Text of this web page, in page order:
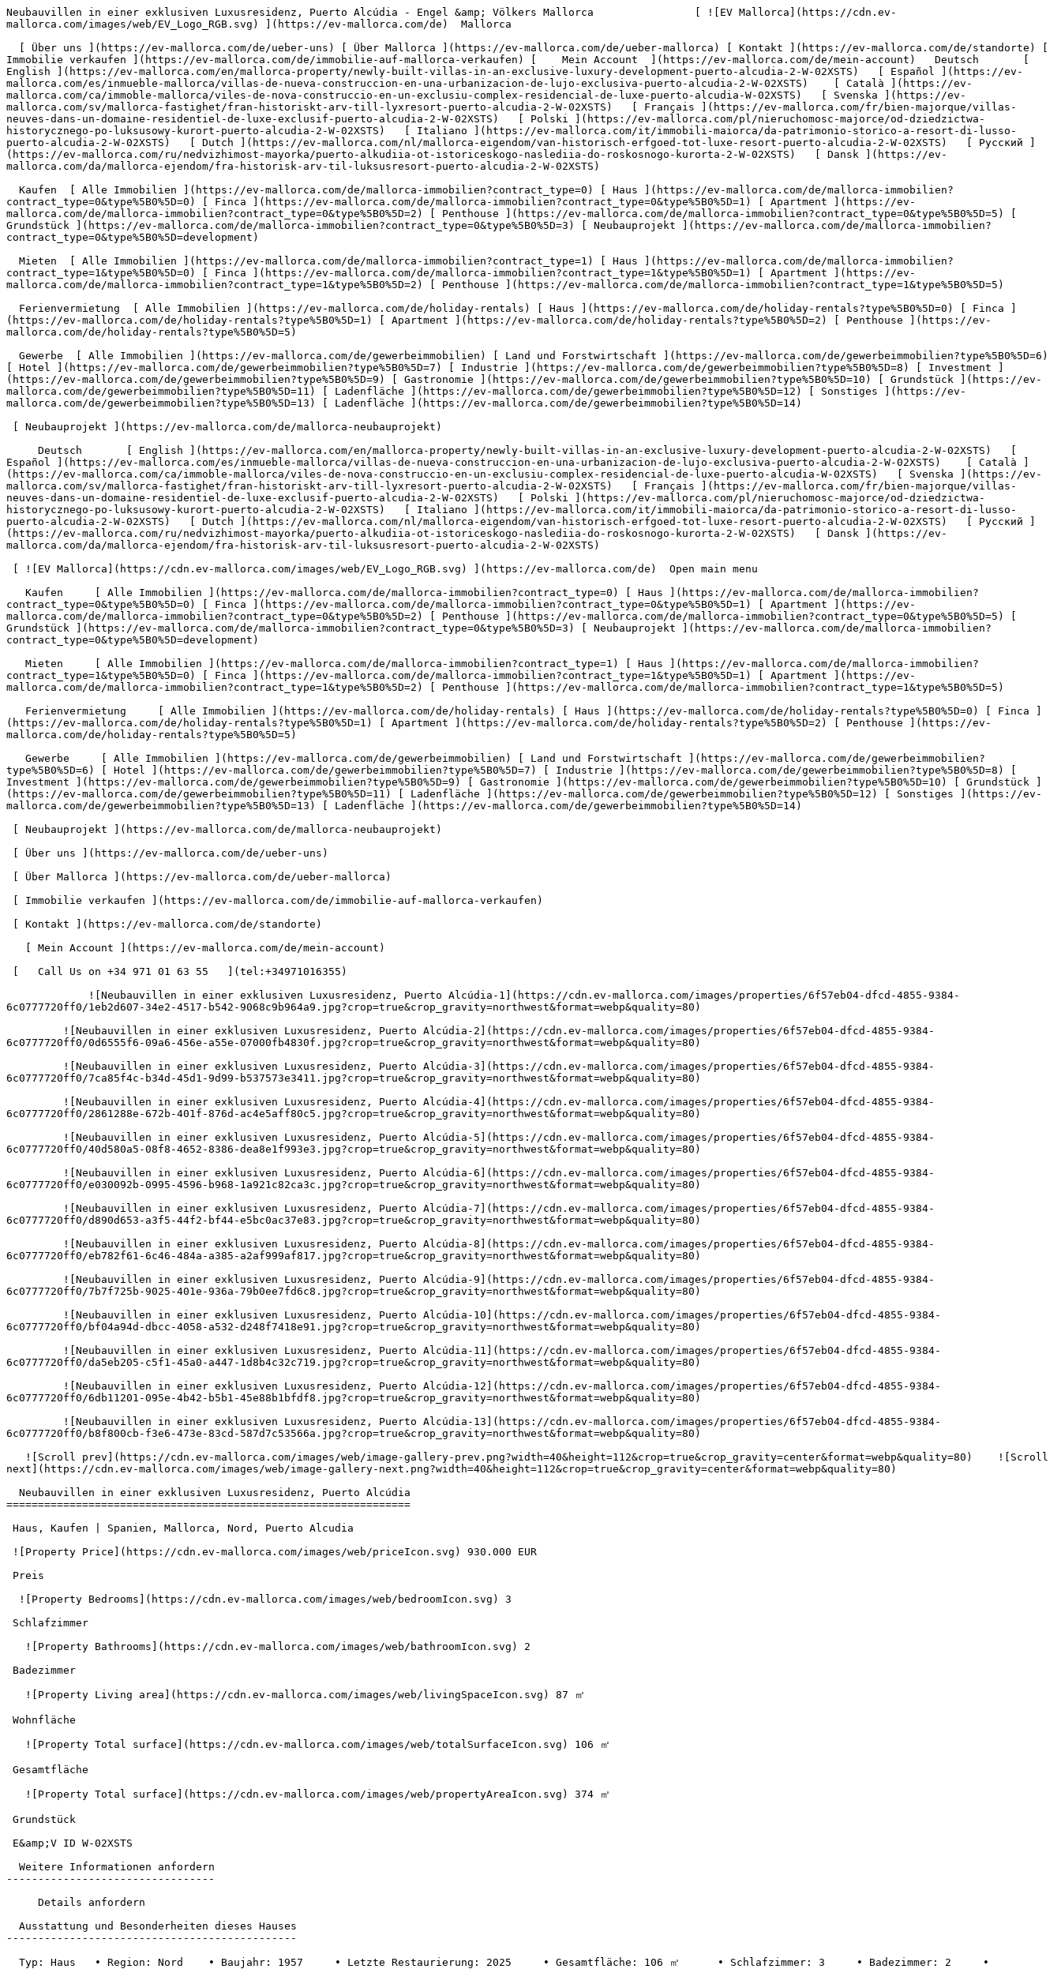
Neubauvillen in einer exklusiven Luxusresidenz, Puerto Alcúdia - Engel &amp; Völkers Mallorca                [ ![EV Mallorca](https://cdn.ev-mallorca.com/images/web/EV_Logo_RGB.svg) ](https://ev-mallorca.com/de)  Mallorca  

  [ Über uns ](https://ev-mallorca.com/de/ueber-uns) [ Über Mallorca ](https://ev-mallorca.com/de/ueber-mallorca) [ Kontakt ](https://ev-mallorca.com/de/standorte) [ Immobilie verkaufen ](https://ev-mallorca.com/de/immobilie-auf-mallorca-verkaufen) [    Mein Account  ](https://ev-mallorca.com/de/mein-account)   Deutsch       [ English ](https://ev-mallorca.com/en/mallorca-property/newly-built-villas-in-an-exclusive-luxury-development-puerto-alcudia-2-W-02XSTS)   [ Español ](https://ev-mallorca.com/es/inmueble-mallorca/villas-de-nueva-construccion-en-una-urbanizacion-de-lujo-exclusiva-puerto-alcudia-2-W-02XSTS)    [ Català ](https://ev-mallorca.com/ca/immoble-mallorca/viles-de-nova-construccio-en-un-exclusiu-complex-residencial-de-luxe-puerto-alcudia-W-02XSTS)   [ Svenska ](https://ev-mallorca.com/sv/mallorca-fastighet/fran-historiskt-arv-till-lyxresort-puerto-alcudia-2-W-02XSTS)   [ Français ](https://ev-mallorca.com/fr/bien-majorque/villas-neuves-dans-un-domaine-residentiel-de-luxe-exclusif-puerto-alcudia-2-W-02XSTS)   [ Polski ](https://ev-mallorca.com/pl/nieruchomosc-majorce/od-dziedzictwa-historycznego-po-luksusowy-kurort-puerto-alcudia-2-W-02XSTS)   [ Italiano ](https://ev-mallorca.com/it/immobili-maiorca/da-patrimonio-storico-a-resort-di-lusso-puerto-alcudia-2-W-02XSTS)   [ Dutch ](https://ev-mallorca.com/nl/mallorca-eigendom/van-historisch-erfgoed-tot-luxe-resort-puerto-alcudia-2-W-02XSTS)   [ Русский ](https://ev-mallorca.com/ru/nedvizhimost-mayorka/puerto-alkudiia-ot-istoriceskogo-naslediia-do-roskosnogo-kurorta-2-W-02XSTS)   [ Dansk ](https://ev-mallorca.com/da/mallorca-ejendom/fra-historisk-arv-til-luksusresort-puerto-alcudia-2-W-02XSTS)   

  Kaufen  [ Alle Immobilien ](https://ev-mallorca.com/de/mallorca-immobilien?contract_type=0) [ Haus ](https://ev-mallorca.com/de/mallorca-immobilien?contract_type=0&type%5B0%5D=0) [ Finca ](https://ev-mallorca.com/de/mallorca-immobilien?contract_type=0&type%5B0%5D=1) [ Apartment ](https://ev-mallorca.com/de/mallorca-immobilien?contract_type=0&type%5B0%5D=2) [ Penthouse ](https://ev-mallorca.com/de/mallorca-immobilien?contract_type=0&type%5B0%5D=5) [ Grundstück ](https://ev-mallorca.com/de/mallorca-immobilien?contract_type=0&type%5B0%5D=3) [ Neubauprojekt ](https://ev-mallorca.com/de/mallorca-immobilien?contract_type=0&type%5B0%5D=development) 

  Mieten  [ Alle Immobilien ](https://ev-mallorca.com/de/mallorca-immobilien?contract_type=1) [ Haus ](https://ev-mallorca.com/de/mallorca-immobilien?contract_type=1&type%5B0%5D=0) [ Finca ](https://ev-mallorca.com/de/mallorca-immobilien?contract_type=1&type%5B0%5D=1) [ Apartment ](https://ev-mallorca.com/de/mallorca-immobilien?contract_type=1&type%5B0%5D=2) [ Penthouse ](https://ev-mallorca.com/de/mallorca-immobilien?contract_type=1&type%5B0%5D=5) 

  Ferienvermietung  [ Alle Immobilien ](https://ev-mallorca.com/de/holiday-rentals) [ Haus ](https://ev-mallorca.com/de/holiday-rentals?type%5B0%5D=0) [ Finca ](https://ev-mallorca.com/de/holiday-rentals?type%5B0%5D=1) [ Apartment ](https://ev-mallorca.com/de/holiday-rentals?type%5B0%5D=2) [ Penthouse ](https://ev-mallorca.com/de/holiday-rentals?type%5B0%5D=5) 

  Gewerbe  [ Alle Immobilien ](https://ev-mallorca.com/de/gewerbeimmobilien) [ Land und Forstwirtschaft ](https://ev-mallorca.com/de/gewerbeimmobilien?type%5B0%5D=6) [ Hotel ](https://ev-mallorca.com/de/gewerbeimmobilien?type%5B0%5D=7) [ Industrie ](https://ev-mallorca.com/de/gewerbeimmobilien?type%5B0%5D=8) [ Investment ](https://ev-mallorca.com/de/gewerbeimmobilien?type%5B0%5D=9) [ Gastronomie ](https://ev-mallorca.com/de/gewerbeimmobilien?type%5B0%5D=10) [ Grundstück ](https://ev-mallorca.com/de/gewerbeimmobilien?type%5B0%5D=11) [ Ladenfläche ](https://ev-mallorca.com/de/gewerbeimmobilien?type%5B0%5D=12) [ Sonstiges ](https://ev-mallorca.com/de/gewerbeimmobilien?type%5B0%5D=13) [ Ladenfläche ](https://ev-mallorca.com/de/gewerbeimmobilien?type%5B0%5D=14) 

 [ Neubauprojekt ](https://ev-mallorca.com/de/mallorca-neubauprojekt) 

     Deutsch       [ English ](https://ev-mallorca.com/en/mallorca-property/newly-built-villas-in-an-exclusive-luxury-development-puerto-alcudia-2-W-02XSTS)   [ Español ](https://ev-mallorca.com/es/inmueble-mallorca/villas-de-nueva-construccion-en-una-urbanizacion-de-lujo-exclusiva-puerto-alcudia-2-W-02XSTS)    [ Català ](https://ev-mallorca.com/ca/immoble-mallorca/viles-de-nova-construccio-en-un-exclusiu-complex-residencial-de-luxe-puerto-alcudia-W-02XSTS)   [ Svenska ](https://ev-mallorca.com/sv/mallorca-fastighet/fran-historiskt-arv-till-lyxresort-puerto-alcudia-2-W-02XSTS)   [ Français ](https://ev-mallorca.com/fr/bien-majorque/villas-neuves-dans-un-domaine-residentiel-de-luxe-exclusif-puerto-alcudia-2-W-02XSTS)   [ Polski ](https://ev-mallorca.com/pl/nieruchomosc-majorce/od-dziedzictwa-historycznego-po-luksusowy-kurort-puerto-alcudia-2-W-02XSTS)   [ Italiano ](https://ev-mallorca.com/it/immobili-maiorca/da-patrimonio-storico-a-resort-di-lusso-puerto-alcudia-2-W-02XSTS)   [ Dutch ](https://ev-mallorca.com/nl/mallorca-eigendom/van-historisch-erfgoed-tot-luxe-resort-puerto-alcudia-2-W-02XSTS)   [ Русский ](https://ev-mallorca.com/ru/nedvizhimost-mayorka/puerto-alkudiia-ot-istoriceskogo-naslediia-do-roskosnogo-kurorta-2-W-02XSTS)   [ Dansk ](https://ev-mallorca.com/da/mallorca-ejendom/fra-historisk-arv-til-luksusresort-puerto-alcudia-2-W-02XSTS)   

 [ ![EV Mallorca](https://cdn.ev-mallorca.com/images/web/EV_Logo_RGB.svg) ](https://ev-mallorca.com/de)  Open main menu    

   Kaufen     [ Alle Immobilien ](https://ev-mallorca.com/de/mallorca-immobilien?contract_type=0) [ Haus ](https://ev-mallorca.com/de/mallorca-immobilien?contract_type=0&type%5B0%5D=0) [ Finca ](https://ev-mallorca.com/de/mallorca-immobilien?contract_type=0&type%5B0%5D=1) [ Apartment ](https://ev-mallorca.com/de/mallorca-immobilien?contract_type=0&type%5B0%5D=2) [ Penthouse ](https://ev-mallorca.com/de/mallorca-immobilien?contract_type=0&type%5B0%5D=5) [ Grundstück ](https://ev-mallorca.com/de/mallorca-immobilien?contract_type=0&type%5B0%5D=3) [ Neubauprojekt ](https://ev-mallorca.com/de/mallorca-immobilien?contract_type=0&type%5B0%5D=development) 

   Mieten     [ Alle Immobilien ](https://ev-mallorca.com/de/mallorca-immobilien?contract_type=1) [ Haus ](https://ev-mallorca.com/de/mallorca-immobilien?contract_type=1&type%5B0%5D=0) [ Finca ](https://ev-mallorca.com/de/mallorca-immobilien?contract_type=1&type%5B0%5D=1) [ Apartment ](https://ev-mallorca.com/de/mallorca-immobilien?contract_type=1&type%5B0%5D=2) [ Penthouse ](https://ev-mallorca.com/de/mallorca-immobilien?contract_type=1&type%5B0%5D=5) 

   Ferienvermietung     [ Alle Immobilien ](https://ev-mallorca.com/de/holiday-rentals) [ Haus ](https://ev-mallorca.com/de/holiday-rentals?type%5B0%5D=0) [ Finca ](https://ev-mallorca.com/de/holiday-rentals?type%5B0%5D=1) [ Apartment ](https://ev-mallorca.com/de/holiday-rentals?type%5B0%5D=2) [ Penthouse ](https://ev-mallorca.com/de/holiday-rentals?type%5B0%5D=5) 

   Gewerbe     [ Alle Immobilien ](https://ev-mallorca.com/de/gewerbeimmobilien) [ Land und Forstwirtschaft ](https://ev-mallorca.com/de/gewerbeimmobilien?type%5B0%5D=6) [ Hotel ](https://ev-mallorca.com/de/gewerbeimmobilien?type%5B0%5D=7) [ Industrie ](https://ev-mallorca.com/de/gewerbeimmobilien?type%5B0%5D=8) [ Investment ](https://ev-mallorca.com/de/gewerbeimmobilien?type%5B0%5D=9) [ Gastronomie ](https://ev-mallorca.com/de/gewerbeimmobilien?type%5B0%5D=10) [ Grundstück ](https://ev-mallorca.com/de/gewerbeimmobilien?type%5B0%5D=11) [ Ladenfläche ](https://ev-mallorca.com/de/gewerbeimmobilien?type%5B0%5D=12) [ Sonstiges ](https://ev-mallorca.com/de/gewerbeimmobilien?type%5B0%5D=13) [ Ladenfläche ](https://ev-mallorca.com/de/gewerbeimmobilien?type%5B0%5D=14) 

 [ Neubauprojekt ](https://ev-mallorca.com/de/mallorca-neubauprojekt) 

 [ Über uns ](https://ev-mallorca.com/de/ueber-uns) 

 [ Über Mallorca ](https://ev-mallorca.com/de/ueber-mallorca) 

 [ Immobilie verkaufen ](https://ev-mallorca.com/de/immobilie-auf-mallorca-verkaufen) 

 [ Kontakt ](https://ev-mallorca.com/de/standorte) 

   [ Mein Account ](https://ev-mallorca.com/de/mein-account) 

 [   Call Us on +34 971 01 63 55   ](tel:+34971016355) 

             ![Neubauvillen in einer exklusiven Luxusresidenz, Puerto Alcúdia-1](https://cdn.ev-mallorca.com/images/properties/6f57eb04-dfcd-4855-9384-6c0777720ff0/1eb2d607-34e2-4517-b542-9068c9b964a9.jpg?crop=true&crop_gravity=northwest&format=webp&quality=80)  

         ![Neubauvillen in einer exklusiven Luxusresidenz, Puerto Alcúdia-2](https://cdn.ev-mallorca.com/images/properties/6f57eb04-dfcd-4855-9384-6c0777720ff0/0d6555f6-09a6-456e-a55e-07000fb4830f.jpg?crop=true&crop_gravity=northwest&format=webp&quality=80)  

         ![Neubauvillen in einer exklusiven Luxusresidenz, Puerto Alcúdia-3](https://cdn.ev-mallorca.com/images/properties/6f57eb04-dfcd-4855-9384-6c0777720ff0/7ca85f4c-b34d-45d1-9d99-b537573e3411.jpg?crop=true&crop_gravity=northwest&format=webp&quality=80)  

         ![Neubauvillen in einer exklusiven Luxusresidenz, Puerto Alcúdia-4](https://cdn.ev-mallorca.com/images/properties/6f57eb04-dfcd-4855-9384-6c0777720ff0/2861288e-672b-401f-876d-ac4e5aff80c5.jpg?crop=true&crop_gravity=northwest&format=webp&quality=80)  

         ![Neubauvillen in einer exklusiven Luxusresidenz, Puerto Alcúdia-5](https://cdn.ev-mallorca.com/images/properties/6f57eb04-dfcd-4855-9384-6c0777720ff0/40d580a5-08f8-4652-8386-dea8e1f993e3.jpg?crop=true&crop_gravity=northwest&format=webp&quality=80)  

         ![Neubauvillen in einer exklusiven Luxusresidenz, Puerto Alcúdia-6](https://cdn.ev-mallorca.com/images/properties/6f57eb04-dfcd-4855-9384-6c0777720ff0/e030092b-0995-4596-b968-1a921c82ca3c.jpg?crop=true&crop_gravity=northwest&format=webp&quality=80)